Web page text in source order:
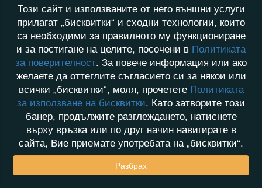
Този сайт и използваните от него външни услуги
прилагат „бисквитки“ и сходни технологии, които
са необходими за правилното му функциониране
и за постигане на целите, посочени в Политиката
за поверителност. За повече информация или ако
желаете да оттеглите съгласието си за някои или
всички „бисквитки“, моля, прочетете Политиката
за използване на бисквитки. Като затворите този
банер, продължите разглеждането, натиснете
върху връзка или по друг начин навигирате в
сайта, Вие приемате употребата на „бисквитки“.
Разбрах